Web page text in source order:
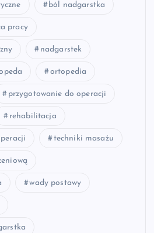
ból nadgarstka
pracy
nadgarstek
ortopedia
przygotowanie do operacji
rehabilitacja
techniki masażu
wady postawy